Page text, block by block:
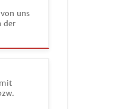
uns
der